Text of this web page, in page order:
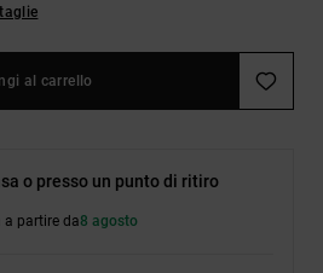
al carrello
o presso un punto di ritiro
a partire da8 agosto